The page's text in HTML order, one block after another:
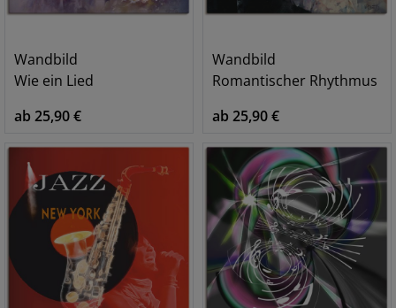
Wandbild
Wie ein Lied
ab 25,90 €
Wandbild
Romantischer Rhythmus
ab 25,90 €